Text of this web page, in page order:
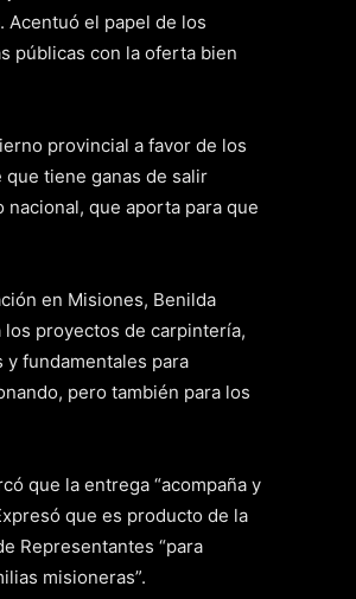
Acentuó el papel de los
públicas con la oferta bien
provincial a favor de los
que tiene ganas de salir
que aporta para que
en Misiones, Benilda
los proyectos de carpintería,
fundamentales para
pero también para los
que la entrega “acompaña y
que es producto de la
Representantes “para
misioneras”.